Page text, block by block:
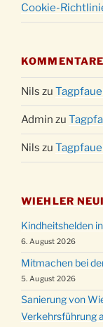
Cookie-
KOMMENTARE
Nils zu
Admin zu
Nils zu
WIEHLER
Kindheitshelden
6. August 2026
Mitmachen bei
5. August 2026
Sanierung von
Verkehrsführung